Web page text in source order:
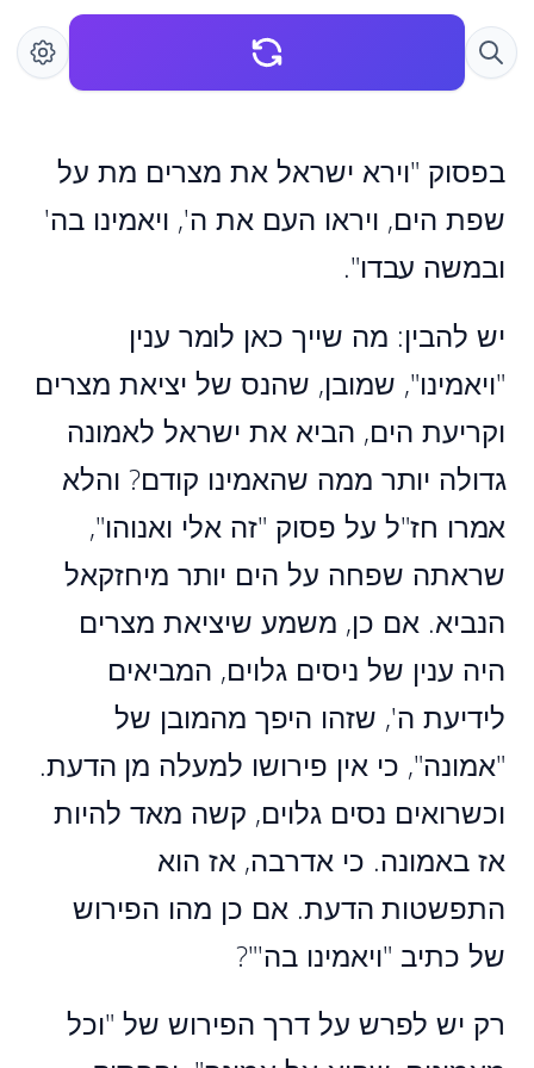
בפסוק "וירא ישראל את מצרים מת על
שפת הים, ויראו העם את ה', ויאמינו בה'
ובמשה עבדו".
יש להבין: מה שייך כאן לומר ענין
"ויאמינו", שמובן, שהנס של יציאת מצרים
וקריעת הים, הביא את ישראל לאמונה
גדולה יותר ממה שהאמינו קודם? והלא
אמרו חז"ל על פסוק "זה אלי ואנוהו",
שראתה שפחה על הים יותר מיחזקאל
הנביא. אם כן, משמע שיציאת מצרים
היה ענין של ניסים גלוים, המביאים
לידיעת ה', שזהו היפך מהמובן של
"אמונה", כי אין פירושו למעלה מן הדעת.
וכשרואים נסים גלוים, קשה מאד להיות
אז באמונה. כי אדרבה, אז הוא
התפשטות הדעת. אם כן מהו הפירוש
של כתיב "ויאמינו בה'"?
רק יש לפרש על דרך הפירוש של "וכל